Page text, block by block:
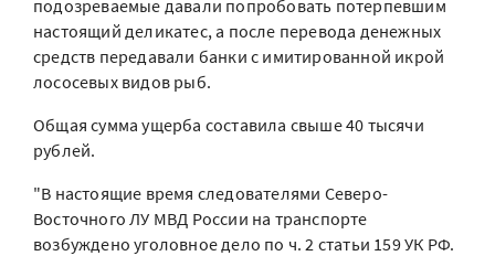
подозреваемые давали попробовать потерпевшим
настоящий деликатес, а после перевода денежных
средств передавали банки с имитированной икрой
лососевых видов рыб.
Общая сумма ущерба составила свыше 40 тысячи
рублей.
"В настоящие время следователями Северо-
Восточного ЛУ МВД России на транспорте
возбуждено уголовное дело по ч. 2 статьи 159 УК РФ.